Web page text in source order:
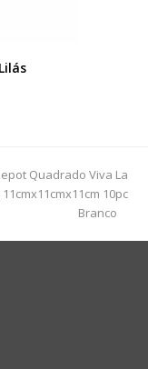
Quadrado Viva La
10pc
Branco